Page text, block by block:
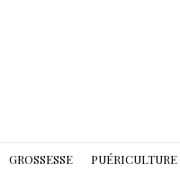
GROSSESSE PUÉRICULTURE